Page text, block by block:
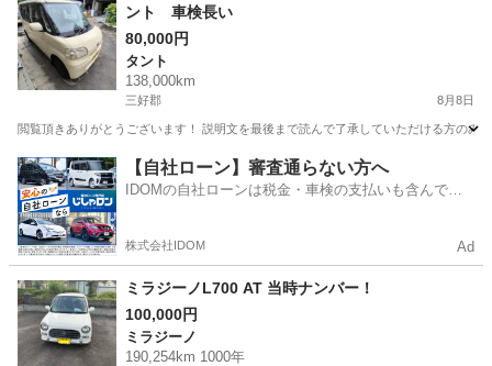
ント 車検長い
80,000円
タント
138,000km
三好郡 8月8日
閲覧頂きありがとうございます！ 説明文を最後まで読んで了承していただける方の
徳島 三好郡 タント
【自社ローン】審査通らない方へ
IDOMの自社ローンは税金・車検の支払いも含んでい
株式会社IDOM Ad
ミラジーノL700 AT 当時ナンバー！
100,000円
ミラジーノ
190,254km 1000年